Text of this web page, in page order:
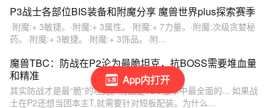
App内打开
P3战士各部位BIS装备和附魔分享 魔兽世界plus探索赛季
·附魔:+ 3敏捷。·附魔:+ 3属性。·附魔:+ 7力量。·附魔:次级贪婪秘
药。·附魔:+ 3敏捷。·附魔:+ 3饰品。·附...
魔兽TBC：防战在P2沦为最脆坦克，抗BOSS需要堆血量
和精准
其实防战才是最“脆”的坦克。防战是TBC版本中最全面的... 如果战
士在P2还想当团本主T,就需要针对短板配装。为什么...